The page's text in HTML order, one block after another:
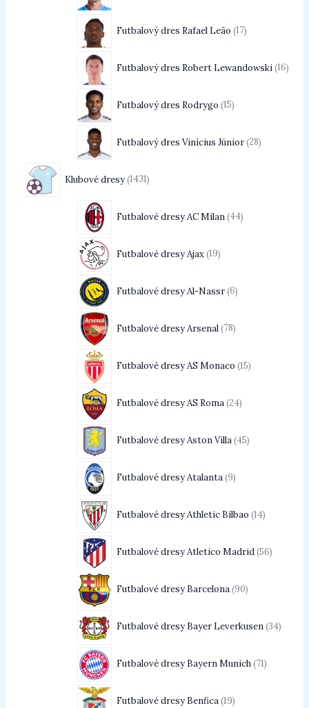
Futbalový dres Rafael Leão 17
Futbalový dres Robert Lewandowski 16
Futbalový dres Rodrygo 15
Futbalový dres Vinícius Júnior 28
Klubové dresy 1431
Futbalové dresy AC Milan 44
Futbalové dresy Ajax 19
Futbalové dresy Al-Nassr 6
Futbalové dresy Arsenal 78
Futbalové dresy AS Monaco 15
Futbalové dresy AS Roma 24
Futbalové dresy Aston Villa 45
Futbalové dresy Atalanta 9
Futbalové dresy Athletic Bilbao 14
Futbalové dresy Atletico Madrid 56
Futbalové dresy Barcelona 90
Futbalové dresy Bayer Leverkusen 34
Futbalové dresy Bayern Munich 71
Futbalové dresy Benfica 19